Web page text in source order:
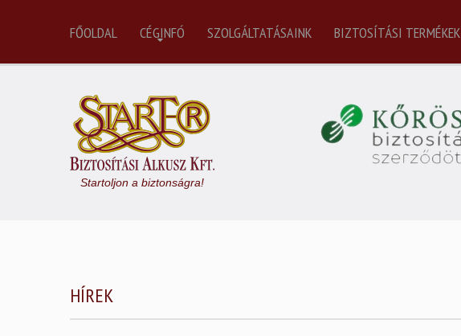
FŐOLDAL CÉGINFÓ SZOLGÁLTATÁSAINK BIZTOSÍTÁSI TERMÉKEK
Startoljon a biztonságra!
HÍREK